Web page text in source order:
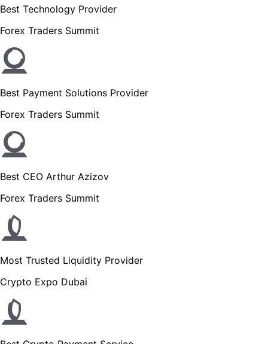
Best Technology Provider
Forex Traders Summit
Best Payment Solutions Provider
Forex Traders Summit
Best CEO Arthur Azizov
Forex Traders Summit
Most Trusted Liquidity Provider
Crypto Expo Dubai